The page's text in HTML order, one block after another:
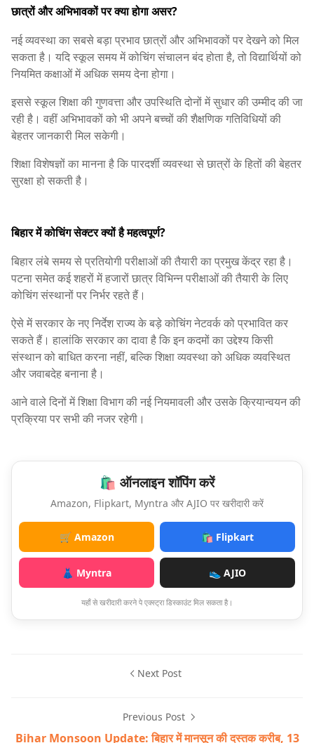
छात्रों और अभिभावकों पर क्या होगा असर?
नई व्यवस्था का सबसे बड़ा प्रभाव छात्रों और अभिभावकों पर देखने को मिल
सकता है। यदि स्कूल समय में कोचिंग संचालन बंद होता है, तो विद्यार्थियों को
नियमित कक्षाओं में अधिक समय देना होगा।
इससे स्कूल शिक्षा की गुणवत्ता और उपस्थिति दोनों में सुधार की उम्मीद की जा
रही है। वहीं अभिभावकों को भी अपने बच्चों की शैक्षणिक गतिविधियों की
बेहतर जानकारी मिल सकेगी।
शिक्षा विशेषज्ञों का मानना है कि पारदर्शी व्यवस्था से छात्रों के हितों की बेहतर
सुरक्षा हो सकती है।
बिहार में कोचिंग सेक्टर क्यों है महत्वपूर्ण?
बिहार लंबे समय से प्रतियोगी परीक्षाओं की तैयारी का प्रमुख केंद्र रहा है।
पटना समेत कई शहरों में हजारों छात्र विभिन्न परीक्षाओं की तैयारी के लिए
कोचिंग संस्थानों पर निर्भर रहते हैं।
ऐसे में सरकार के नए निर्देश राज्य के बड़े कोचिंग नेटवर्क को प्रभावित कर
सकते हैं। हालांकि सरकार का दावा है कि इन कदमों का उद्देश्य किसी
संस्थान को बाधित करना नहीं, बल्कि शिक्षा व्यवस्था को अधिक व्यवस्थित
और जवाबदेह बनाना है।
आने वाले दिनों में शिक्षा विभाग की नई नियमावली और उसके क्रियान्वयन की
प्रक्रिया पर सभी की नजर रहेगी।
🛍️ ऑनलाइन शॉपिंग करें
Amazon, Flipkart, Myntra और AJIO पर खरीदारी करें
🛒 Amazon 🛍️ Flipkart
👗 Myntra 👟 AJIO
यहाँ से खरीदारी करने पे एक्स्ट्रा डिस्काउंट मिल सकता है।
Next Post
Previous Post
Bihar Monsoon Update: बिहार में मानसून की दस्तक करीब, 13